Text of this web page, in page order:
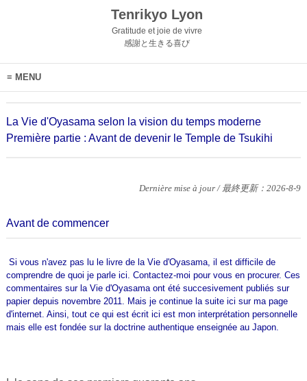
Tenrikyo Lyon
Gratitude et joie de vivre
感謝と生きる喜び
MENU
La Vie d'Oyasama selon la vision du temps moderne
Première partie : Avant de devenir le Temple de Tsukihi
Dernière mise à jour / 最終更新：2026-8-9
Avant de commencer
Si vous n'avez pas lu le livre de la Vie d'Oyasama, il est difficile de
comprendre de quoi je parle ici. Contactez-moi pour vous en procurer. Ces
commentaires sur la Vie d'Oyasama ont été succesivement publiés sur
papier depuis novembre 2011. Mais je continue la suite ici sur ma page
d'internet. Ainsi, tout ce qui est écrit ici est mon interprétation personnelle
mais elle est fondée sur la doctrine authentique enseignée au Japon.